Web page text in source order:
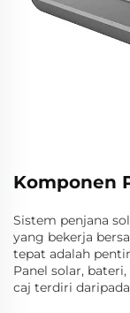
Komponen
Sistem penjana
yang bekerja
tepat adalah
Panel solar,
caj terdiri